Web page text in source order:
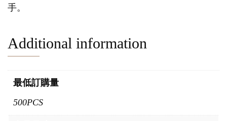
手。
Additional information
最低訂購量
500PCS